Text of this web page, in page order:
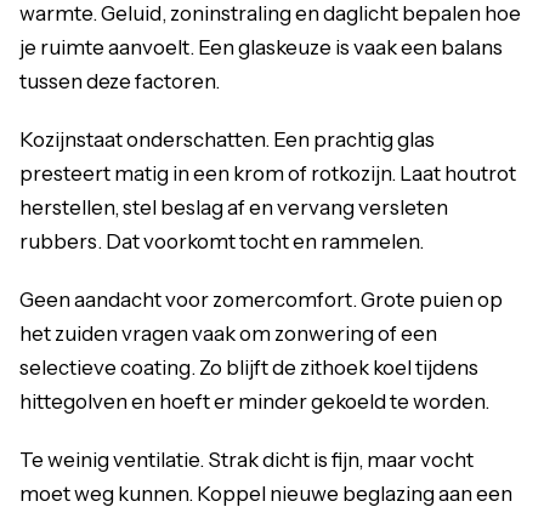
warmte. Geluid, zoninstraling en daglicht bepalen hoe
je ruimte aanvoelt. Een glaskeuze is vaak een balans
tussen deze factoren.
Kozijnstaat onderschatten. Een prachtig glas
presteert matig in een krom of rotkozijn. Laat houtrot
herstellen, stel beslag af en vervang versleten
rubbers. Dat voorkomt tocht en rammelen.
Geen aandacht voor zomercomfort. Grote puien op
het zuiden vragen vaak om zonwering of een
selectieve coating. Zo blijft de zithoek koel tijdens
hittegolven en hoeft er minder gekoeld te worden.
Te weinig ventilatie. Strak dicht is fijn, maar vocht
moet weg kunnen. Koppel nieuwe beglazing aan een